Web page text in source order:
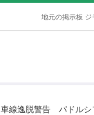
地元の掲示板 ジ
線逸脱警告 パドル